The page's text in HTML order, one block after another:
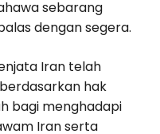
sebarang
dengan segera.
Iran telah
hak
bagi menghadapi
Iran serta